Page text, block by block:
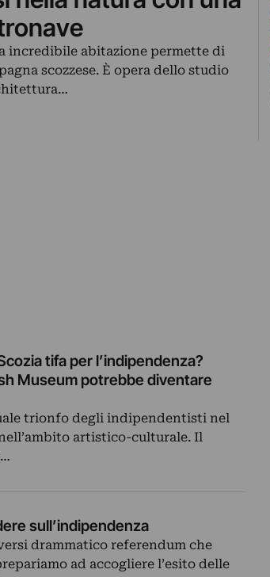
incredibile abitazione permette di
scozzese. È opera dello studio
tifa per l’indipendenza?
Museum potrebbe diventare
trionfo degli indipendentisti nel
artistico-culturale. Il
sull’indipendenza
drammatico referendum che
ad accogliere l’esito delle